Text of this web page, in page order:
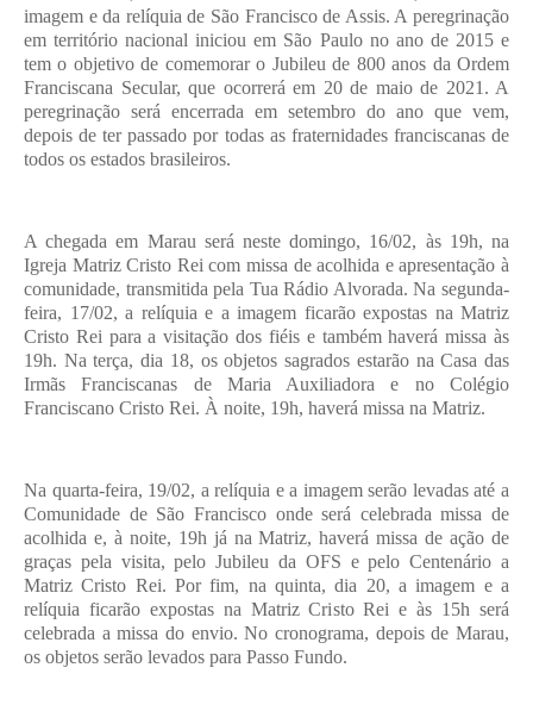
imagem e da relíquia de São Francisco de Assis. A peregrinação
em território nacional iniciou em São Paulo no ano de 2015 e
tem o objetivo de comemorar o Jubileu de 800 anos da Ordem
Franciscana Secular, que ocorrerá em 20 de maio de 2021. A
peregrinação será encerrada em setembro do ano que vem,
depois de ter passado por todas as fraternidades franciscanas de
todos os estados brasileiros.
A chegada em Marau será neste domingo, 16/02, às 19h, na
Igreja Matriz Cristo Rei com missa de acolhida e apresentação à
comunidade, transmitida pela Tua Rádio Alvorada. Na segunda-
feira, 17/02, a relíquia e a imagem ficarão expostas na Matriz
Cristo Rei para a visitação dos fiéis e também haverá missa às
19h. Na terça, dia 18, os objetos sagrados estarão na Casa das
Irmãs Franciscanas de Maria Auxiliadora e no Colégio
Franciscano Cristo Rei. À noite, 19h, haverá missa na Matriz.
Na quarta-feira, 19/02, a relíquia e a imagem serão levadas até a
Comunidade de São Francisco onde será celebrada missa de
acolhida e, à noite, 19h já na Matriz, haverá missa de ação de
graças pela visita, pelo Jubileu da OFS e pelo Centenário a
Matriz Cristo Rei. Por fim, na quinta, dia 20, a imagem e a
relíquia ficarão expostas na Matriz Cristo Rei e às 15h será
celebrada a missa do envio. No cronograma, depois de Marau,
os objetos serão levados para Passo Fundo.